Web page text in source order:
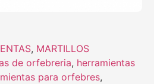
, MARTILLOS
de orfebreria, herramientas
para orfebres,